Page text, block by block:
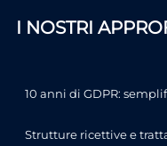
I NOSTRI
10 anni di GDPR:
Strutture ricettive e